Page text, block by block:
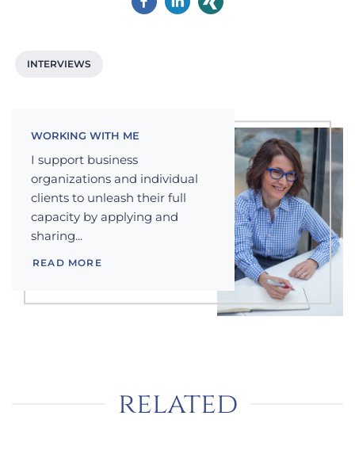
INTERVIEWS
WORKING WITH ME
I support business
organizations and individual
clients to unleash their full
capacity by applying and
sharing...
READ MORE
related